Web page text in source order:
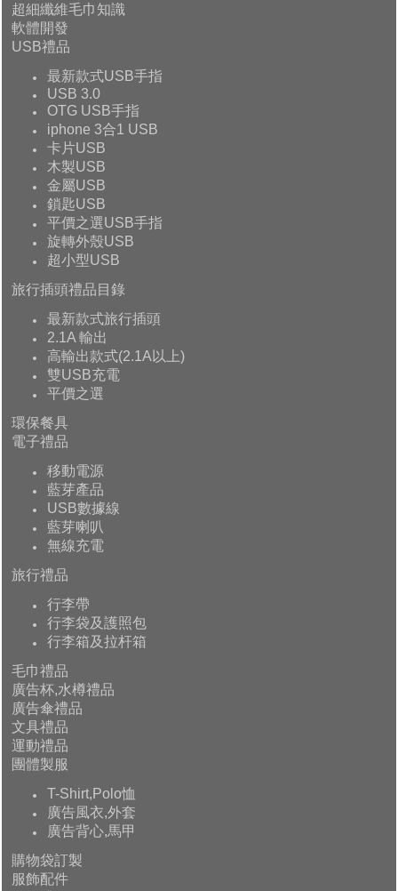
超細纖維毛巾知識
軟體開發
USB禮品
最新款式USB手指
USB 3.0
OTG USB手指
iphone 3合1 USB
卡片USB
木製USB
金屬USB
鎖匙USB
平價之選USB手指
旋轉外殼USB
超小型USB
旅行插頭禮品目錄
最新款式旅行插頭
2.1A 輸出
高輸出款式(2.1A以上)
雙USB充電
平價之選
環保餐具
電子禮品
移動電源
藍芽產品
USB數據線
藍芽喇叭
無線充電
旅行禮品
行李帶
行李袋及護照包
行李箱及拉杆箱
毛巾禮品
廣告杯,水樽禮品
廣告傘禮品
文具禮品
運動禮品
團體製服
T-Shirt,Polo恤
廣告風衣,外套
廣告背心,馬甲
購物袋訂製
服飾配件